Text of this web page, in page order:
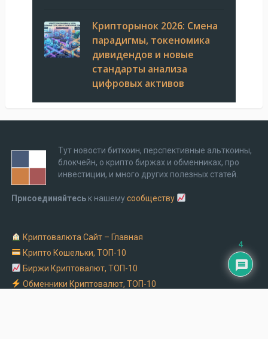
Крипторынок 2026: Смена
парадигмы, токеномика
дивидендов и новые
стандарты анализа
цифровых активов
Тут новости биткоин, перспективные альткоины,
блокчейн, о крипто биржах и обменниках, про
инвестиции, и много других полезных статей.
Присоединяйтесь к нашемусообществу
Криптовалюта Cайт – Главная
Крипто Кошельки, ТОП-10
Биржи Криптовалют, ТОП-10
Обменники Криптовалют, ТОП-10
4